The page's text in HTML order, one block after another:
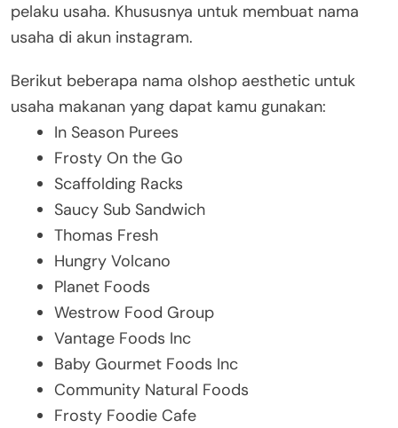
pelaku usaha. Khususnya untuk membuat nama
usaha di akun instagram.
Berikut beberapa nama olshop aesthetic untuk
usaha makanan yang dapat kamu gunakan:
In Season Purees
Frosty On the Go
Scaffolding Racks
Saucy Sub Sandwich
Thomas Fresh
Hungry Volcano
Planet Foods
Westrow Food Group
Vantage Foods Inc
Baby Gourmet Foods Inc
Community Natural Foods
Frosty Foodie Cafe